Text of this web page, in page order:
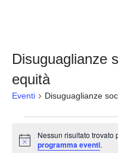
Disuguaglianze
equità
Eventi Disuguaglianze
Notice
Nessun risultato trovato
programma eventi.